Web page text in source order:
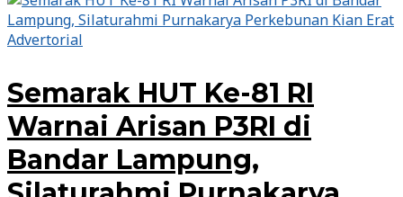
Advertorial
Semarak HUT Ke-81 RI
Warnai Arisan P3RI di
Bandar Lampung,